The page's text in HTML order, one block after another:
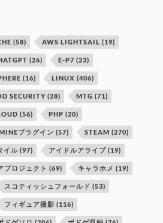
(58) AWS LIGHTSAIL (19)
(26) E-P7 (23)
(16) LINUX (406)
SECURITY (28) MTG (71)
(56) PHP (20)
プラグイン (57) STEAM (270)
イル (97) アイドルアライブ (19)
プロジェクト (69) キャラホメ (19)
スコティッシュフォールド (53)
フィギュア撮影 (116)